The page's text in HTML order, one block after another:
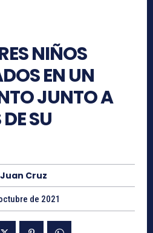
NIÑOS
EN UN
JUNTO A
SU
Juan Cruz
de 2021